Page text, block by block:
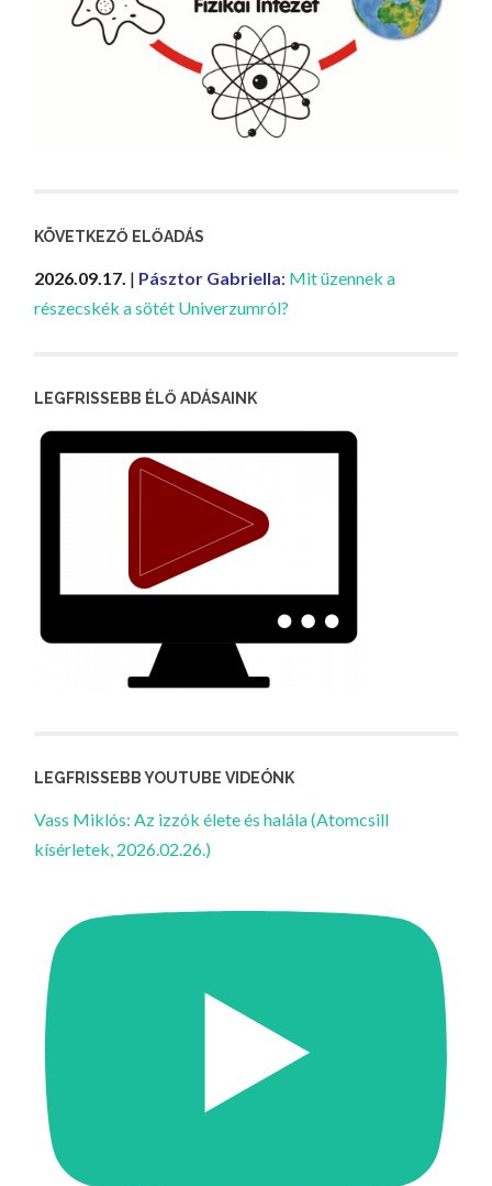
KÖVETKEZŐ ELŐADÁS
2026.09.17. | Pásztor Gabriella: Mit üzennek a
részecskék a sötét Univerzumról?
LEGFRISSEBB ÉLŐ ADÁSAINK
LEGFRISSEBB YOUTUBE VIDEÓNK
Vass Miklós: Az izzók élete és halála (Atomcsill
kísérletek, 2026.02.26.)